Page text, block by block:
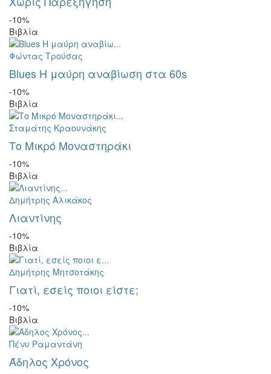
-10%
Βιβλία
Φώντας Τρούσας
Blues Η μαύρη αναβίωση στα 60s
-10%
Βιβλία
Σταμάτης Κραουνάκης
Το Μικρό Μοναστηράκι
-10%
Βιβλία
Δημήτρης Αλικάκος
Λιαντίνης
-10%
Βιβλία
Δημήτρης Μητσοτάκης
Γιατί, εσείς ποιοι είστε;
-10%
Βιβλία
Πένυ Ραμαντάνη
Άδηλος Χρόνος